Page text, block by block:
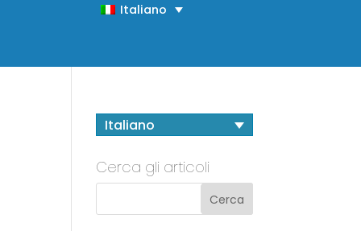
Italiano
Italiano
Cerca gli articoli